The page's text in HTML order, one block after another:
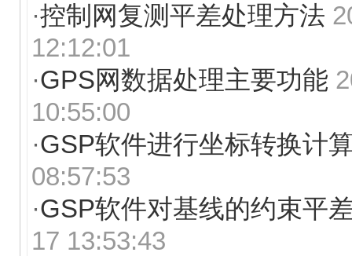
·控制网复测平差处理方法
12:12:01
·GPS网数据处理主要功能
10:55:00
·GSP软件进行坐标转换计
08:57:53
·GSP软件对基线的约束平
17 13:53:43